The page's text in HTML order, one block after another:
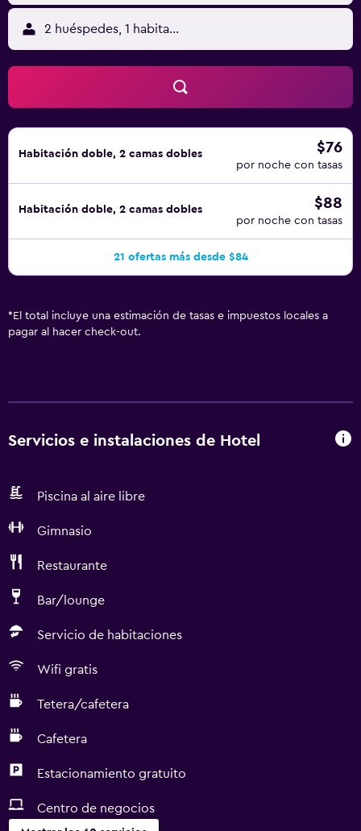
Los servicios para las personas de negocios incluyen
teléfono con llamadas locales gratuitas (pueden existir
restricciones). Se ofrece servicio de limpieza a petición.
Los servicios de ocio y esparcimiento en este hotel
incluyen una piscina al aire libre y gimnasio. Se pueden
practicar las actividades de ocio y esparcimiento que se
indican más abajo en las instalaciones o cerca del
2 huéspedes, 1 habitación
Habitación doble, 2 camas dobles $76
por noche con tasas
Habitación doble, 2 camas dobles $88
por noche con tasas
21 ofertas más desde $84
* El total incluye una estimación de tasas e impuestos locales a
pagar al hacer check-out.
Servicios e instalaciones de Hotel
Piscina al aire libre
Gimnasio
Restaurante
Bar/lounge
Servicio de habitaciones
Wifi gratis
Tetera/cafetera
Cafetera
Estacionamiento gratuito
Centro de negocios